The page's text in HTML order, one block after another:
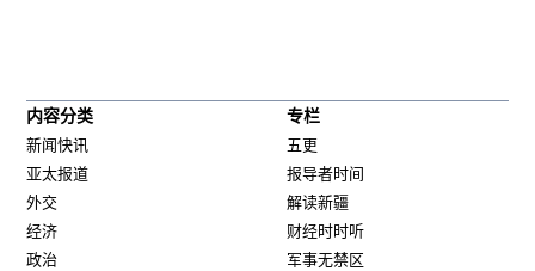
内容分类
新闻快讯
亚太报道
外交
经济
政治
专栏
五更
报导者时间
解读新疆
财经时时听
军事无禁区